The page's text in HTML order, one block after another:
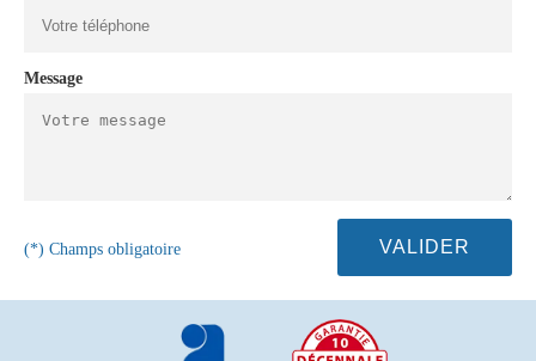
Message
(*) Champs obligatoire